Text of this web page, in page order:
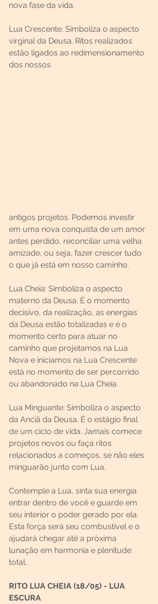
nova fase da vida.
Lua Crescente: Simboliza o aspecto
virginal da Deusa. Ritos realizados
estão ligados ao redimensionamento
dos nossos
antigos projetos. Podemos investir
em uma nova conquista de um amor
antes perdido, reconciliar uma velha
amizade, ou seja, fazer crescer tudo
o que já está em nosso caminho.
Lua Cheia: Simboliza o aspecto
materno da Deusa. É o momento
decisivo, da realização, as energias
da Deusa estão totalizadas e é o
momento certo para atuar no
caminho que projetamos na Lua
Nova e iniciamos na Lua Crescente
está no momento de ser percorrido
ou abandonado na Lua Cheia.
Lua Minguante: Simboliza o aspecto
da Anciã da Deusa. É o estágio final
de um ciclo de vida. Jamais comece
projetos novos ou faça ritos
relacionados a começos, se não eles
minguarão junto com Lua.
Contemple a Lua, sinta sua energia
entrar dentro de você e guarde em
seu interior o poder gerado por ela.
Esta força será seu combustível e o
ajudará chegar até a próxima
lunação em harmonia e plenitude
total.
RITO LUA CHEIA (18/05) - LUA
ESCURA